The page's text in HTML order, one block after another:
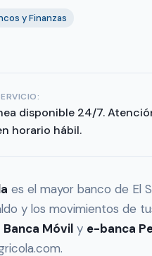
y Finanzas
disponible 24/7.
horario hábil.
es el mayor banco de El
y los movimientos de
Banca Móvil y e-banca